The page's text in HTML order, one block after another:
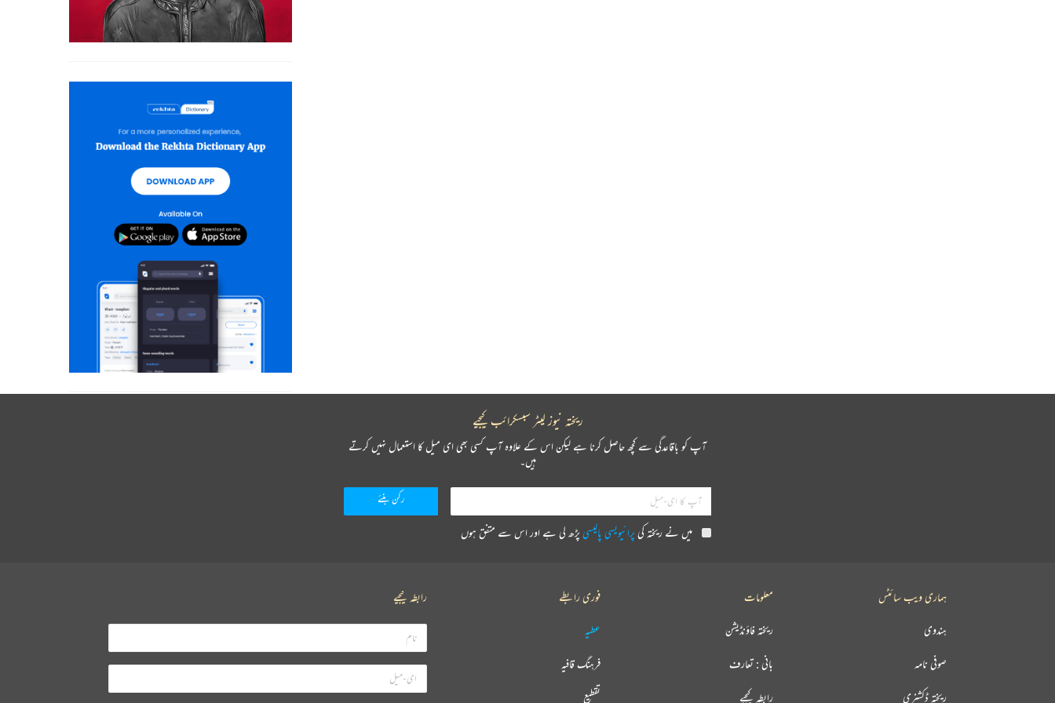
ریختہ نیوز لیٹر سبسکرائب کیجیے
آپ کو باقاعدگی سے کچھ حاصل کرنا ہے لیکن اس کے علاوہ آپ کسی بھی ای میل کا استعمال نہیں کرتے
ہیں۔
میں نے ریختہ کی پرائیویسی پالیسی پڑھ لی ہے اور اس سے متفق ہوں
فوری رابطے
عطیہ
فرہنگ قافیہ
تقطیع
معلومات
ریختہ فاؤنڈیشن
بانی : تعارف
رابطہ کیجیے
ہماری ویب سائٹس
ہندوی
صوفی نامہ
ریختہ ڈکشنری
رابطہ کیجیے